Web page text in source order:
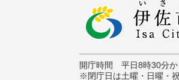
開庁時間 平日8時30分か
※閉庁日は土曜・日曜・